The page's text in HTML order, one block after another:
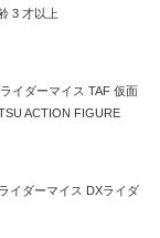
3 才以上
イダーマイス TAF 仮面
ACTION FIGURE
イダーマイス DXライダ